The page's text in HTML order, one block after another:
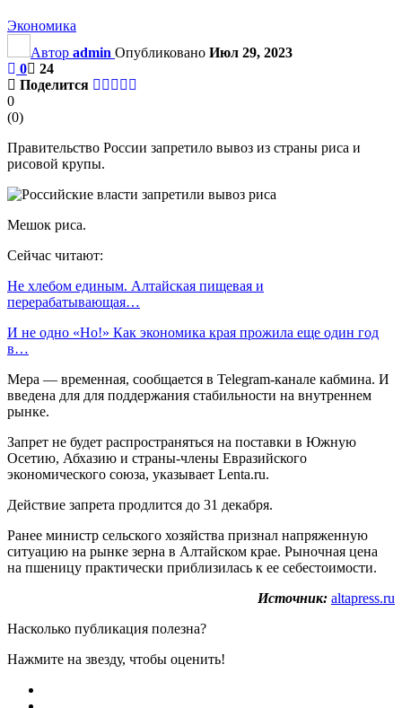
Экономика
Автор admin Опубликовано Июл 29, 2023
0
24
Поделится
0
(0)
Правительство России запретило вывоз из страны риса и
рисовой крупы.
Мешок риса.
Сейчас читают:
Не хлебом единым. Алтайская пищевая и
перерабатывающая…
И не одно «Но!» Как экономика края прожила еще один год
в…
Мера — временная, сообщается в Telegram-канале кабмина. И
введена для для поддержания стабильности на внутреннем
рынке.
Запрет не будет распространяться на поставки в Южную
Осетию, Абхазию и страны-члены Евразийского
экономического союза, указывает Lenta.ru.
Действие запрета продлится до 31 декабря.
Ранее министр сельского хозяйства признал напряженную
ситуацию на рынке зерна в Алтайском крае. Рыночная цена
на пшеницу практически приблизилась к ее себестоимости.
Источник: altapress.ru
Насколько публикация полезна?
Нажмите на звезду, чтобы оценить!